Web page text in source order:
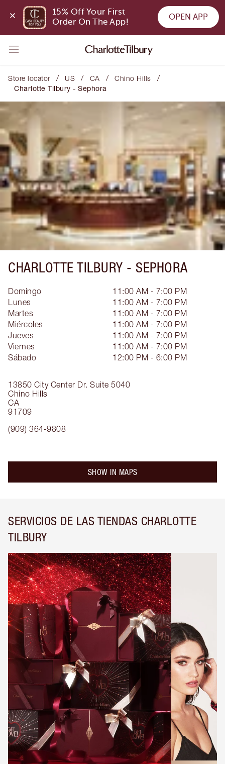
15% Off Your First
Order On The App!
OPEN APP
Store locator / US / CA / Chino Hills /
Charlotte Tilbury - Sephora
CHARLOTTE TILBURY - SEPHORA
13850 City Center Dr. Suite 5040
Chino Hills
CA
91709
(909) 364-9808
Domingo
11:00 AM - 7:00 PM
Lunes
11:00 AM - 7:00 PM
Martes
11:00 AM - 7:00 PM
Miércoles
11:00 AM - 7:00 PM
Jueves
11:00 AM - 7:00 PM
Viernes
11:00 AM - 7:00 PM
Sábado
12:00 PM - 6:00 PM
SHOW IN MAPS
SERVICIOS DE LAS TIENDAS CHARLOTTE
TILBURY